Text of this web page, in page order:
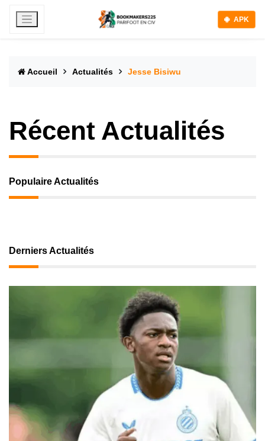
APK
Accueil Actualités Jesse Bisiwu
Récent Actualités
Populaire Actualités
Derniers Actualités